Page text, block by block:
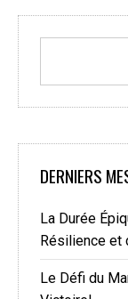
DERNIERS
La Durée
Résilience et
Le Défi du